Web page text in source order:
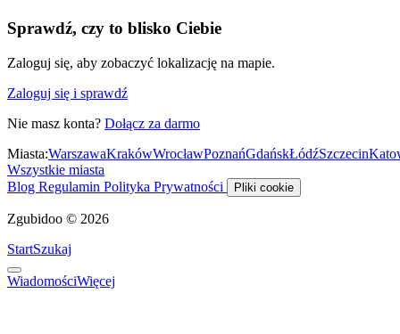
Sprawdź, czy to blisko Ciebie
Zaloguj się, aby zobaczyć lokalizację na mapie.
Zaloguj się i sprawdź
Nie masz konta? Dołącz za darmo
Miasta:WarszawaKrakówWrocławPoznańGdańskŁódźSzczecin
Wszystkie miasta
Blog Regulamin Polityka Prywatności Pliki cookie
Zgubidoo © 2026
StartSzukaj
WiadomościWięcej